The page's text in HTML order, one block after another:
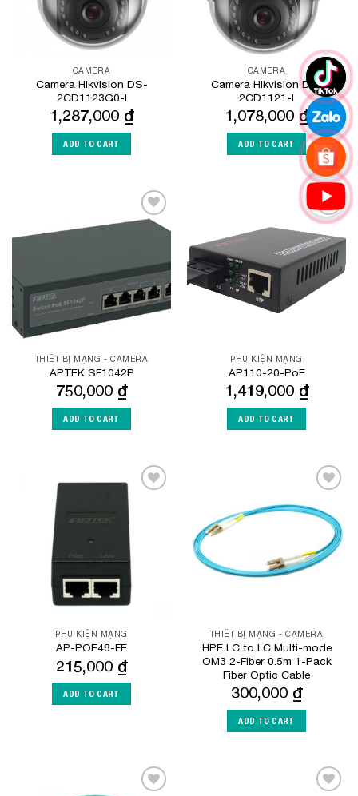
CAMERA
Camera Hikvision DS-
2CD1123G0-I
1,287,000 ₫
ADD TO CART
CAMERA
Camera Hikvision DS-
2CD1121-I
1,078,000 ₫
ADD TO CART
Add to
THIẾT BỊ MẠNG - CAMERA
APTEK SF1042P
750,000 ₫
ADD TO CART
Add to
Wishlist
PHỤ KIỆN MẠNG
AP110-20-PoE
1,419,000 ₫
ADD TO CART
Wishlist
PHỤ KIỆN MẠNG
AP-POE48-FE
215,000 ₫
ADD TO CART
Wishlist
THIẾT BỊ MẠNG - CAMERA
HPE LC to LC Multi-mode
OM3 2-Fiber 0.5m 1-Pack
Fiber Optic Cable
300,000 ₫
ADD TO CART